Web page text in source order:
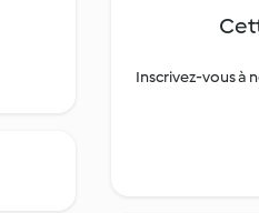
Inscrivez-vous à